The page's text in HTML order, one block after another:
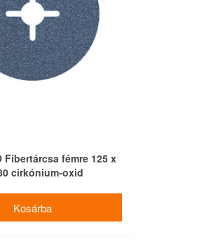
Fíbertárcsa fémre 125 x
cirkónium-oxid